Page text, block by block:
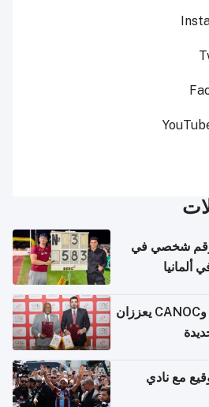
شخصي في
المجلس الأولمبي الآسيوي وCANOC يعززان
مع نادي